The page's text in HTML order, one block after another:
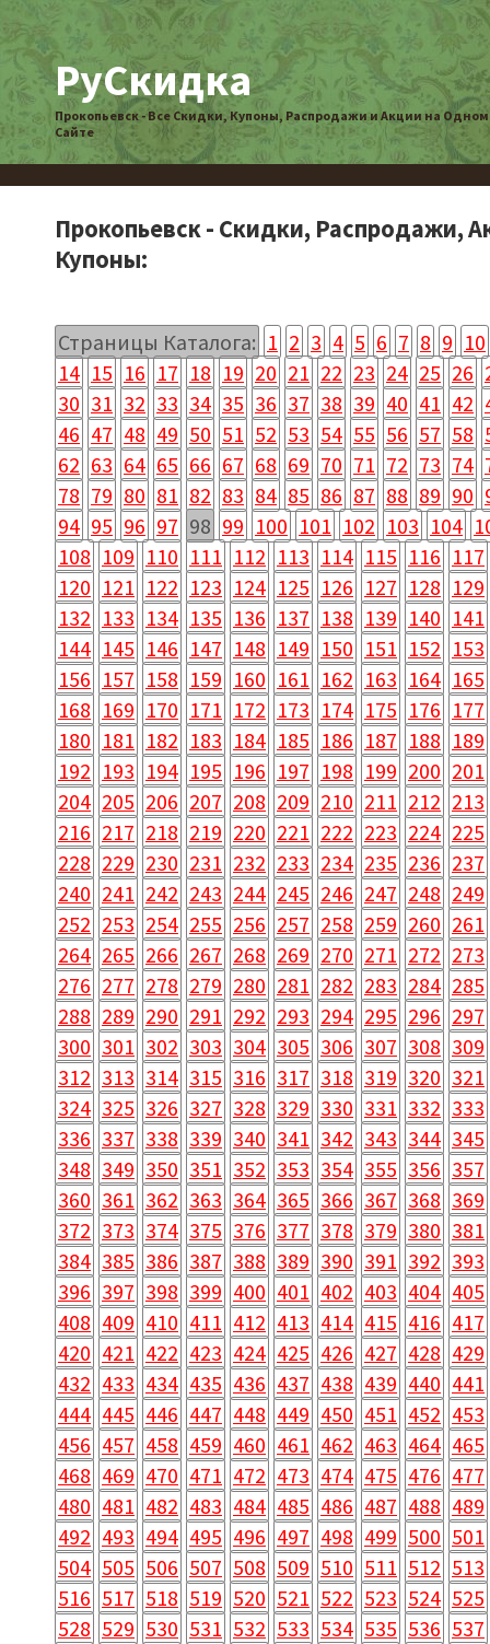
РуСкидка
Прокопьевск - Все Скидки, Купоны, Распродажи и Акции на Одном
Сайте
Прокопьевск - Скидки, Распродажи,
Купоны:
Страницы Каталога: 1 2 3 4 5 6 7 8 9 10
14 15 16 17 18 19 20 21 22 23 24 25 26
30 31 32 33 34 35 36 37 38 39 40 41 42
46 47 48 49 50 51 52 53 54 55 56 57 58
62 63 64 65 66 67 68 69 70 71 72 73 74
78 79 80 81 82 83 84 85 86 87 88 89 90
94 95 96 97 98 99 100 101 102 103 104
108 109 110 111 112 113 114 115 116 117
120 121 122 123 124 125 126 127 128 129
132 133 134 135 136 137 138 139 140 141
144 145 146 147 148 149 150 151 152 153
156 157 158 159 160 161 162 163 164 165
168 169 170 171 172 173 174 175 176 177
180 181 182 183 184 185 186 187 188 189
192 193 194 195 196 197 198 199 200 201
204 205 206 207 208 209 210 211 212 213
216 217 218 219 220 221 222 223 224 225
228 229 230 231 232 233 234 235 236 237
240 241 242 243 244 245 246 247 248 249
252 253 254 255 256 257 258 259 260 261
264 265 266 267 268 269 270 271 272 273
276 277 278 279 280 281 282 283 284 285
288 289 290 291 292 293 294 295 296 297
300 301 302 303 304 305 306 307 308 309
312 313 314 315 316 317 318 319 320 321
324 325 326 327 328 329 330 331 332 333
336 337 338 339 340 341 342 343 344 345
348 349 350 351 352 353 354 355 356 357
360 361 362 363 364 365 366 367 368 369
372 373 374 375 376 377 378 379 380 381
384 385 386 387 388 389 390 391 392 393
396 397 398 399 400 401 402 403 404 405
408 409 410 411 412 413 414 415 416 417
420 421 422 423 424 425 426 427 428 429
432 433 434 435 436 437 438 439 440 441
444 445 446 447 448 449 450 451 452 453
456 457 458 459 460 461 462 463 464 465
468 469 470 471 472 473 474 475 476 477
480 481 482 483 484 485 486 487 488 489
492 493 494 495 496 497 498 499 500 501
504 505 506 507 508 509 510 511 512 513
516 517 518 519 520 521 522 523 524 525
528 529 530 531 532 533 534 535 536 537